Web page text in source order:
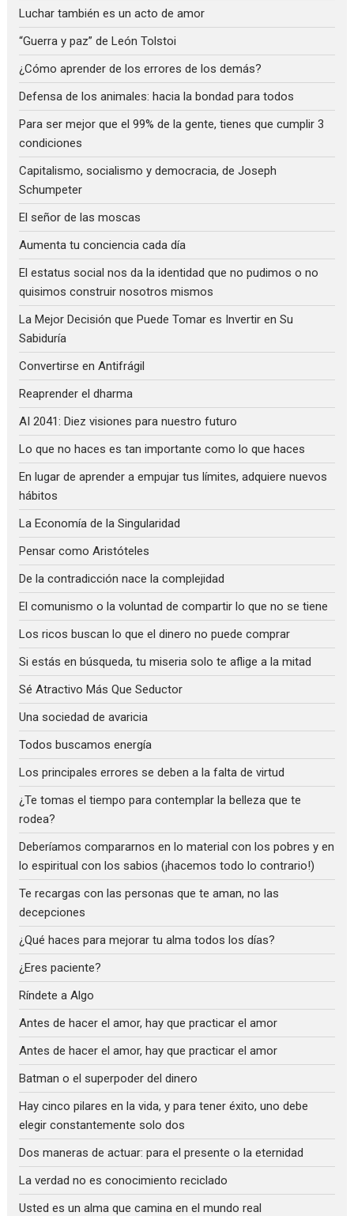
Luchar también es un acto de amor
“Guerra y paz” de León Tolstoi
¿Cómo aprender de los errores de los demás?
Defensa de los animales: hacia la bondad para todos
Para ser mejor que el 99% de la gente, tienes que cumplir 3
condiciones
Capitalismo, socialismo y democracia, de Joseph
Schumpeter
El señor de las moscas
Aumenta tu conciencia cada día
El estatus social nos da la identidad que no pudimos o no
quisimos construir nosotros mismos
La Mejor Decisión que Puede Tomar es Invertir en Su
Sabiduría
Convertirse en Antifrágil
Reaprender el dharma
AI 2041: Diez visiones para nuestro futuro
Lo que no haces es tan importante como lo que haces
En lugar de aprender a empujar tus límites, adquiere nuevos
hábitos
La Economía de la Singularidad
Pensar como Aristóteles
De la contradicción nace la complejidad
El comunismo o la voluntad de compartir lo que no se tiene
Los ricos buscan lo que el dinero no puede comprar
Si estás en búsqueda, tu miseria solo te aflige a la mitad
Sé Atractivo Más Que Seductor
Una sociedad de avaricia
Todos buscamos energía
Los principales errores se deben a la falta de virtud
¿Te tomas el tiempo para contemplar la belleza que te
rodea?
Deberíamos compararnos en lo material con los pobres y en
lo espiritual con los sabios (¡hacemos todo lo contrario!)
Te recargas con las personas que te aman, no las
decepciones
¿Qué haces para mejorar tu alma todos los días?
¿Eres paciente?
Ríndete a Algo
Antes de hacer el amor, hay que practicar el amor
Antes de hacer el amor, hay que practicar el amor
Batman o el superpoder del dinero
Hay cinco pilares en la vida, y para tener éxito, uno debe
elegir constantemente solo dos
Dos maneras de actuar: para el presente o la eternidad
La verdad no es conocimiento reciclado
Usted es un alma que camina en el mundo real